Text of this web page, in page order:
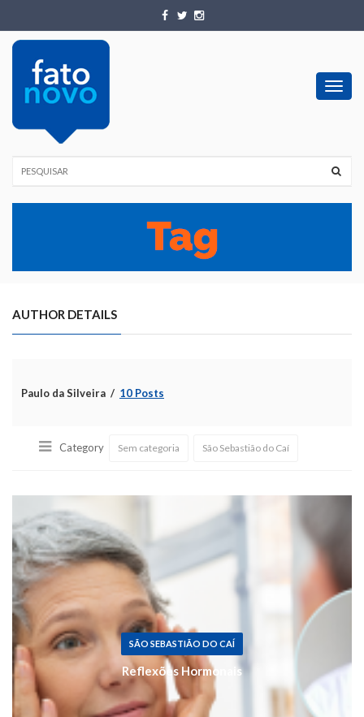
AUTHOR DETAILS
Paulo da Silveira 10 Posts
Category Sem categoria São Sebastião do Caí
SÃO SEBASTIÃO DO CAÍ
Reflexões Hormonais